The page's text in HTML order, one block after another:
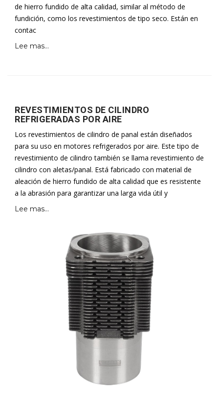
de hierro fundido de alta calidad, similar al método de
fundición, como los revestimientos de tipo seco. Están en
contac
Lee mas...
REVESTIMIENTOS DE CILINDRO
REFRIGERADAS POR AIRE
Los revestimientos de cilindro de panal están diseñados
para su uso en motores refrigerados por aire. Este tipo de
revestimiento de cilindro también se llama revestimiento de
cilindro con aletas/panal. Está fabricado con material de
aleación de hierro fundido de alta calidad que es resistente
a la abrasión para garantizar una larga vida útil y
Lee mas...